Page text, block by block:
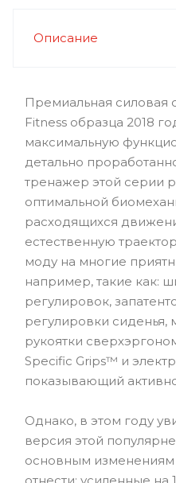
Описание
Премиальная силовая
Fitness образца 2018
максимальную
детально
тренажер этой серии
оптимальной
расходящихся
естественную
моду на многие
например, такие как:
регулировок,
регулировки
рукоятки
Specific Grips™ и
показывающий
Однако, в этом году
версия этой
основным